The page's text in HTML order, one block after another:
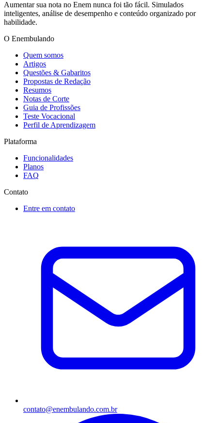
Aumentar sua nota no Enem nunca foi tão fácil. Simulados
inteligentes, análise de desempenho e conteúdo organizado por
habilidade.
O Enembulando
Quem somos
Artigos
Questões & Gabaritos
Propostas de Redação
Resumos
Notas de Corte
Guia de Profissões
Teste Vocacional
Perfil de Aprendizagem
Plataforma
Funcionalidades
Planos
FAQ
Contato
Entre em contato
contato@enembulando.com.br